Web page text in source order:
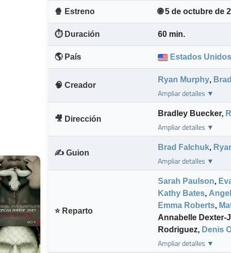
🍿 Estreno 🌐 5 de octubre de
⏱️ Duración 60 min.
🌎 País Estados Unidos
🧠 Creador
Ryan Murphy,
Ampliar detalles ▼
🎥 Dirección
Bradley Buecker,
Ampliar detalles ▼
✍️ Guion
Brad Falchuk,
Ampliar detalles ▼
⭐ Reparto
Sarah Paulson,
Kathy Bates,
Emma Roberts,
Annabelle Dexter-
Rodriguez, Denis
Ampliar detalles ▼